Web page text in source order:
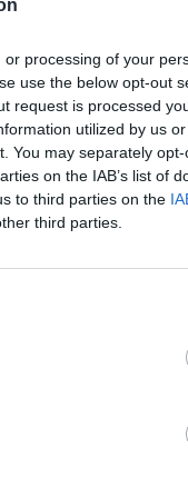
processing of your
use the below opt-out
request is processed
utilized by us
You may separately
on the IAB’s list of
to third parties on the
third parties.
Życia.Nie
wraz z
Dla wielu
najbardziej
a
w
niż
się i